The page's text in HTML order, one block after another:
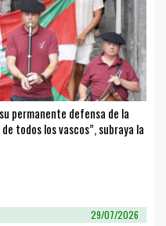
permanente defensa de la
todos los vascos”, subraya la
29/07/2026